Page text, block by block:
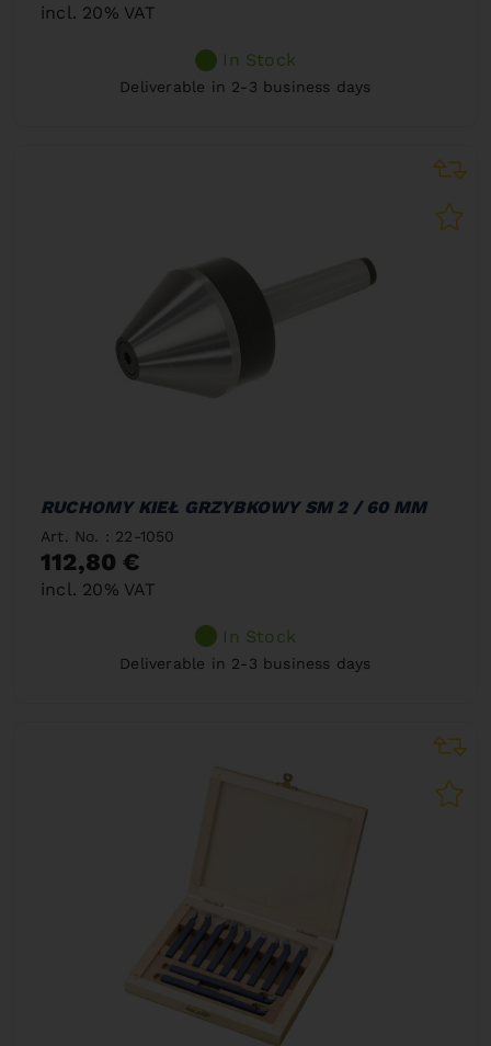
incl. 20% VAT
In Stock
Deliverable in 2-3 business days
RUCHOMY KIEŁ GRZYBKOWY SM 2 / 60 MM
Art. No. : 22-1050
112,80 €
incl. 20% VAT
In Stock
Deliverable in 2-3 business days